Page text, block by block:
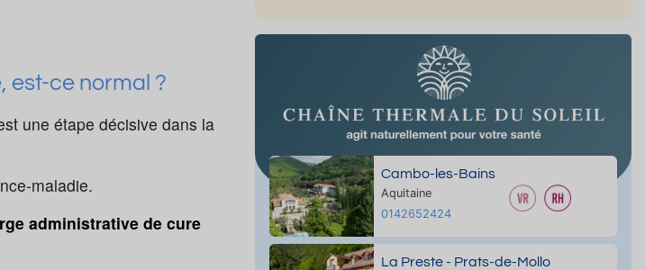
est-ce normal ?
une étape décisive dans la
maladie.
administrative de cure
Cambo-les-Bains
Aquitaine
0142652424
La Preste - Prats-de-Mollo